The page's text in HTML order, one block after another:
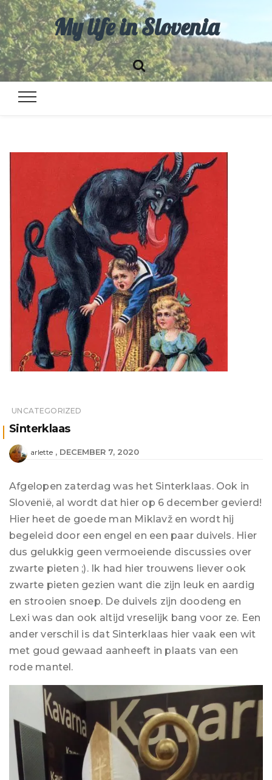
My life in Slovenia
UNCATEGORIZED
Sinterklaas
arlette DECEMBER 7, 2020
Afgelopen zaterdag was het Sinterklaas. Ook in
Slovenië, al wordt dat hier op 6 december gevierd!
Hier heet de goede man Miklavž en wordt hij
begeleid door een engel en een paar duivels. Hier
dus gelukkig geen vermoeiende discussies over
zwarte pieten ;). Ik had hier trouwens liever ook
zwarte pieten gezien want die zijn leuk en aardig
en strooien snoep. De duivels zijn doodeng en
Lexi was dan ook altijd vreselijk bang voor ze. Een
ander verschil is dat Sinterklaas hier vaak een wit
met goud gewaad aanheeft in plaats van een
rode mantel.